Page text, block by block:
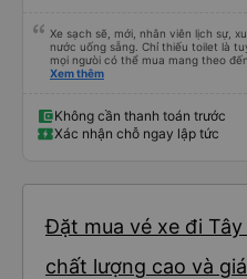
Xe sạch sẽ, mới, nhân viên lịch sự,
nước uống sẵng. Chỉ thiếu toilet là
mọi ngưòi có thể mua mang theo
món bạn ko thích hoặc giá cả hơi
Xem thêm
Không cần thanh toán trước
Xác nhận chỗ ngay lập tức
Đặt mua vé xe đi
chất lượng cao và